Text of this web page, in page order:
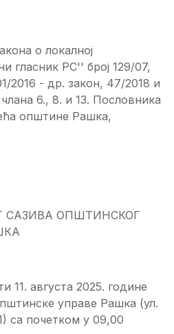
о локалној
гласник РС'' број 129/07,
2016 - др. закон, 47/2018 и
6., 8. и 13. Пословника
општине Рашка,
САЗИВА ОПШТИНСКОГ
11. августа 2025. године
управе Рашка (ул.
са почетком у 09,00